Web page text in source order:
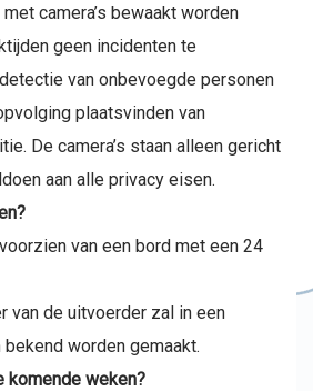
camera’s bewaakt worden
geen incidenten te
van onbevoegde personen
plaatsvinden van
De camera’s staan alleen gericht
aan alle privacy eisen.
van een bord met een 24
van de uitvoerder zal in een
worden gemaakt.
komende weken?